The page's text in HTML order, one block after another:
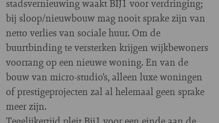
stadsvernieuwing waakt BIJ1 voor verdringing;
bij sloop/nieuwbouw mag nooit sprake zijn van
netto verlies van sociale huur. Om de
buurtbinding te versterken krijgen wijkbewoners
voorrang op een nieuwe woning. En van de
bouw van micro-studio’s, alleen luxe woningen
of prestigeprojecten zal al helemaal geen sprake
meer zijn.